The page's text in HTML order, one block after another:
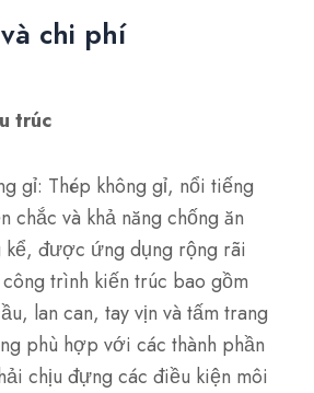
chi phí
trúc
gỉ: Thép không gỉ, nổi tiếng
chắc và khả năng chống ăn
kể, được ứng dụng rộng rãi
trình kiến trúc bao gồm
lan can, tay vịn và tấm trang
phù hợp với các thành phần
chịu đựng các điều kiện môi